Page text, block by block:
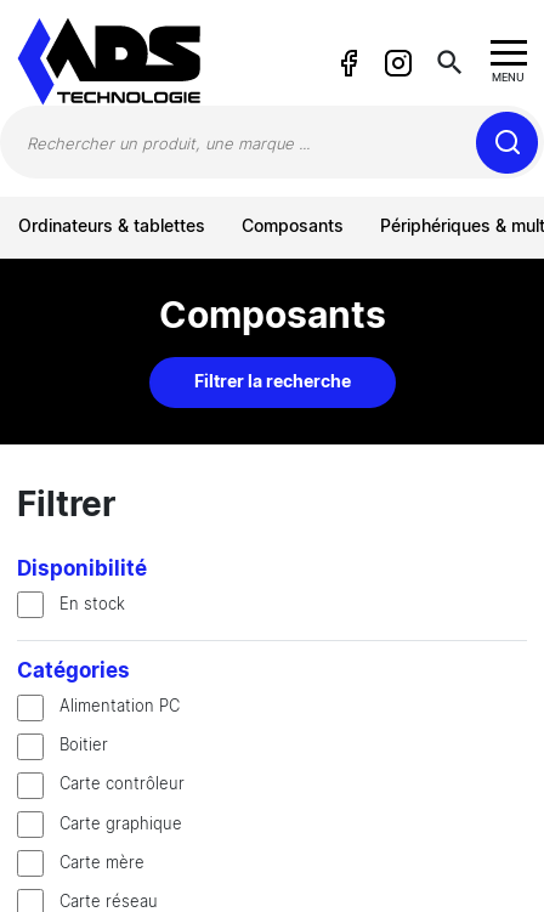
search MENU
Ordinateurs & tablettes Composants Périphériques &
Composants
Filtrer la recherche
Filtrer
Disponibilité
En stock
Catégories
Alimentation PC
Boitier
Carte contrôleur
Carte graphique
Carte mère
Carte réseau